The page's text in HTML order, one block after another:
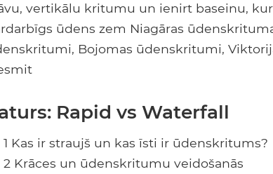
vertikālu kritumu un ienirt baseinu,
ūdens zem Niagāras
Bojomas ūdenskritumi,
Rapid vs Waterfall
1 Kas ir straujš un kas īsti ir ūdenskritums?
2 Krāces un ūdenskritumu veidošanās